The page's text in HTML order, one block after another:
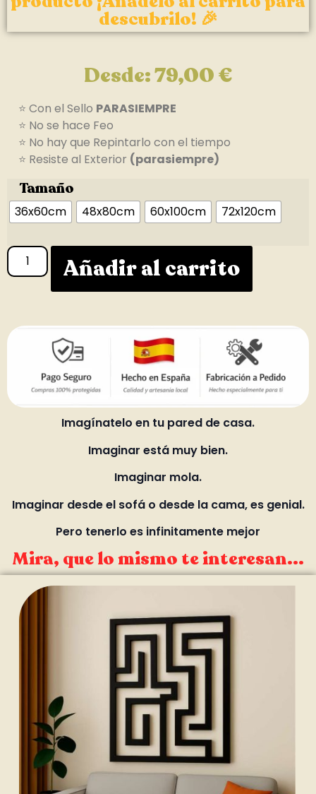
descubrilo! 🎉
Desde:79,00€
⭐ Con el Sello PARASIEMPRE
⭐ No se hace Feo
⭐ No hay que Repintarlo con el tiempo
⭐ Resiste al Exterior (parasiempre)
Tamaño
36x60cm 48x80cm 60x100cm 72x120cm
Añadir al carrito
Imagínatelo en tu pared de casa.
Imaginar está muy bien.
Imaginar mola.
Imaginar desde el sofá o desde la cama, es genial.
Pero tenerlo es infinitamente mejor
Mira, que lo mismo te interesan...